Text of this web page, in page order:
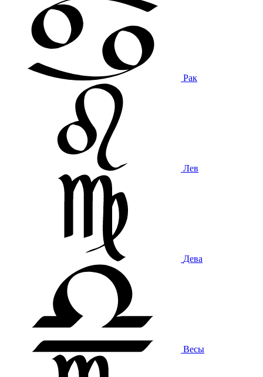
Рак
Лев
Дева
Весы